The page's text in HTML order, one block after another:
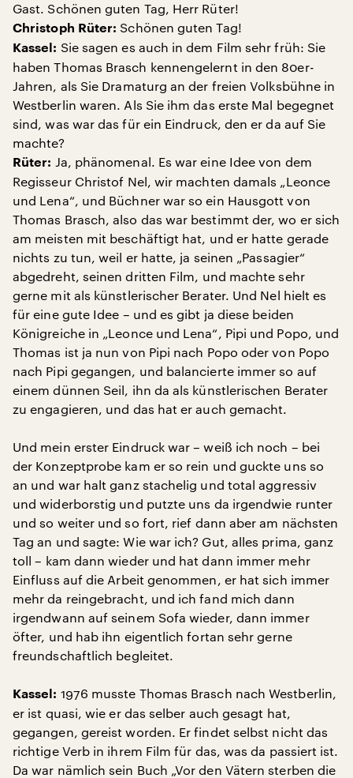
Gast. Schönen guten Tag, Herr Rüter!
Christoph Rüter: Schönen guten Tag!
Kassel: Sie sagen es auch in dem Film sehr früh: Sie
haben Thomas Brasch kennengelernt in den 80er-
Jahren, als Sie Dramaturg an der freien Volksbühne in
Westberlin waren. Als Sie ihm das erste Mal begegnet
sind, was war das für ein Eindruck, den er da auf Sie
machte?
Rüter: Ja, phänomenal. Es war eine Idee von dem
Regisseur Christof Nel, wir machten damals „Leonce
und Lena“, und Büchner war so ein Hausgott von
Thomas Brasch, also das war bestimmt der, wo er sich
am meisten mit beschäftigt hat, und er hatte gerade
nichts zu tun, weil er hatte, ja seinen „Passagier“
abgedreht, seinen dritten Film, und machte sehr
gerne mit als künstlerischer Berater. Und Nel hielt es
für eine gute Idee – und es gibt ja diese beiden
Königreiche in „Leonce und Lena“, Pipi und Popo, und
Thomas ist ja nun von Pipi nach Popo oder von Popo
nach Pipi gegangen, und balancierte immer so auf
einem dünnen Seil, ihn da als künstlerischen Berater
zu engagieren, und das hat er auch gemacht.
Und mein erster Eindruck war – weiß ich noch – bei
der Konzeptprobe kam er so rein und guckte uns so
an und war halt ganz stachelig und total aggressiv
und widerborstig und putzte uns da irgendwie runter
und so weiter und so fort, rief dann aber am nächsten
Tag an und sagte: Wie war ich? Gut, alles prima, ganz
toll – kam dann wieder und hat dann immer mehr
Einfluss auf die Arbeit genommen, er hat sich immer
mehr da reingebracht, und ich fand mich dann
irgendwann auf seinem Sofa wieder, dann immer
öfter, und hab ihn eigentlich fortan sehr gerne
freundschaftlich begleitet.
Kassel: 1976 musste Thomas Brasch nach Westberlin,
er ist quasi, wie er das selber auch gesagt hat,
gegangen, gereist worden. Er findet selbst nicht das
richtige Verb in ihrem Film für das, was da passiert ist.
Da war nämlich sein Buch „Vor den Vätern sterben die